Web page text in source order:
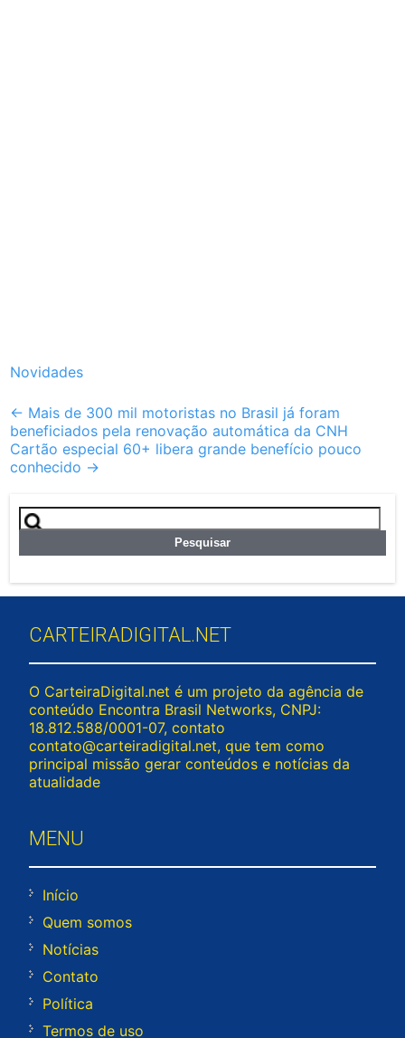
Novidades
Post
navigation
← Mais de 300 mil motoristas no Brasil já foram
beneficiados pela renovação automática da CNH
Cartão especial 60+ libera grande benefício pouco
conhecido →
Pesquisar
por:
CARTEIRADIGITAL.NET
O CarteiraDigital.net é um projeto da agência de
conteúdo Encontra Brasil Networks, CNPJ:
18.812.588/0001-07, contato
contato@carteiradigital.net, que tem como
principal missão gerar conteúdos e notícias da
atualidade
MENU
Início
Quem somos
Notícias
Contato
Política
Termos de uso